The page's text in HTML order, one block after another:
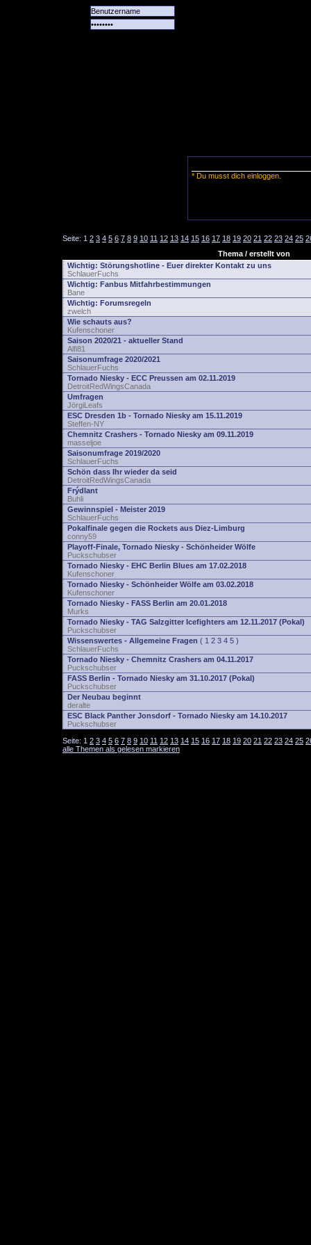
* Du musst dich einloggen.
Seite: 1 2 3 4 5 6 7 8 9 10 11 12 13 14 15 16 17 18 19 20 21 22 23 24 25
Thema / erstellt von
Wichtig: Störungshotline - Euer direkter Kontakt zu uns
SchlauerFuchs
Wichtig: Fanbus Mitfahrbestimmungen
Bane
Wichtig: Forumsregeln
zwelch
Wie schauts aus?
Kufenschoner
Saison 2020/21 - aktueller Stand
Alfi81
Saisonumfrage 2020/2021
SchlauerFuchs
Tornado Niesky - ECC Preussen am 02.11.2019
DetroitRedWingsCanada
Umfragen
JörgiLeafs
ESC Dresden 1b - Tornado Niesky am 15.11.2019
Steffen-NY
Chemnitz Crashers - Tornado Niesky am 09.11.2019
masseljoe
Saisonumfrage 2019/2020
SchlauerFuchs
Schön dass Ihr wieder da seid
DetroitRedWingsCanada
Frýdlant
Buhli
Gewinnspiel - Meister 2019
SchlauerFuchs
Pokalfinale gegen die Rockets aus Diez-Limburg
conny59
Playoff-Finale, Tornado Niesky - Schönheider Wölfe
Puckschubser
Tornado Niesky - EHC Berlin Blues am 17.02.2018
Kufenschoner
Tornado Niesky - Schönheider Wölfe am 03.02.2018
Kufenschoner
Tornado Niesky - FASS Berlin am 20.01.2018
Murks
Tornado Niesky - TAG Salzgitter Icefighters am 12.11.2017 (Pokal)
Puckschubser
Wissenswertes - Allgemeine Fragen ( 1 2 3 4 5 )
SchlauerFuchs
Tornado Niesky - Chemnitz Crashers am 04.11.2017
Puckschubser
FASS Berlin - Tornado Niesky am 31.10.2017 (Pokal)
Puckschubser
Der Neubau beginnt
deralte
ESC Black Panther Jonsdorf - Tornado Niesky am 14.10.2017
Puckschubser
Seite: 1 2 3 4 5 6 7 8 9 10 11 12 13 14 15 16 17 18 19 20 21 22 23 24 25
alle Themen als gelesen markieren